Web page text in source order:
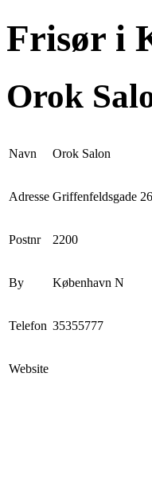
Frisør i
Orok
Navn Orok Salon
Adresse Griffenfeldsgade
Postnr 2200
By København N
Telefon 35355777
Website